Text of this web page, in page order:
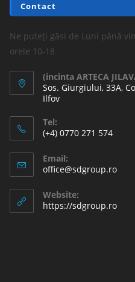
Contact
Ne puteți găsi de Luni până
orele 10-18
(incinta ARTECA
Sos. Giurgiului, 33A,
Ilfov
Tel:
(+4) 0770 271 574
Email:
office@sdgroup.ro
Website:
https://sdgroup.ro